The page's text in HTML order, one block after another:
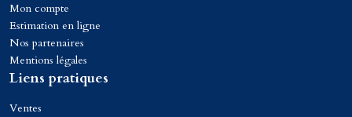
Mon compte
Estimation en ligne
Nos partenaires
Mentions légales
Liens pratiques
Ventes